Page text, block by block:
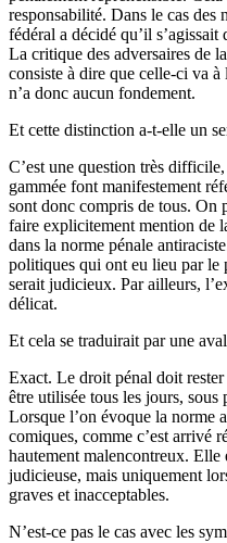
responsabilité. Dans le cas
fédéral a décidé qu’il
La critique des adversaires de
consiste à dire que celle-ci va à
n’a donc aucun fondement.
Et cette distinction a-t-elle un
C’est une question très
gammée font manifestement
sont donc compris de tous. On
faire explicitement mention de
dans la norme pénale
politiques qui ont eu lieu par le
serait judicieux. Par ailleurs,
délicat.
Et cela se traduirait par une
Exact. Le droit pénal doit
être utilisée tous les jours,
Lorsque l’on évoque la norme
comiques, comme c’est arrivé
hautement malencontreux. Elle
judicieuse, mais uniquement
graves et inacceptables.
N’est-ce pas le cas avec les